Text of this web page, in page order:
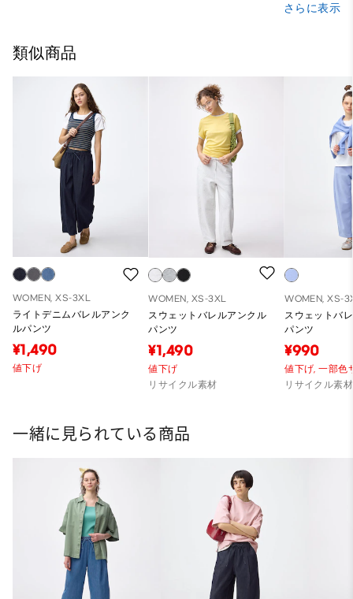
さらに表示
類似商品
WOMEN, XS-3XL
ライトデニムバレルアンク
ルパンツ
¥1,490
値下げ
WOMEN, XS-3XL
スウェットバレルアンクル
パンツ
¥1,490
値下げ
リサイクル素材
WOMEN, XS-
スウェットバ
パンツ
¥990
値下げ,一部色
リサイクル素材
一緒に見られている商品